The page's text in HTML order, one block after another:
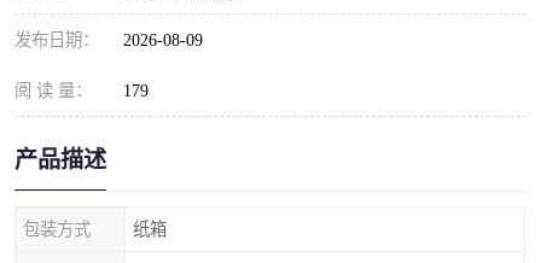
发布日期： 2026-08-09
阅 读 量： 179
产品描述
包装方式 纸箱